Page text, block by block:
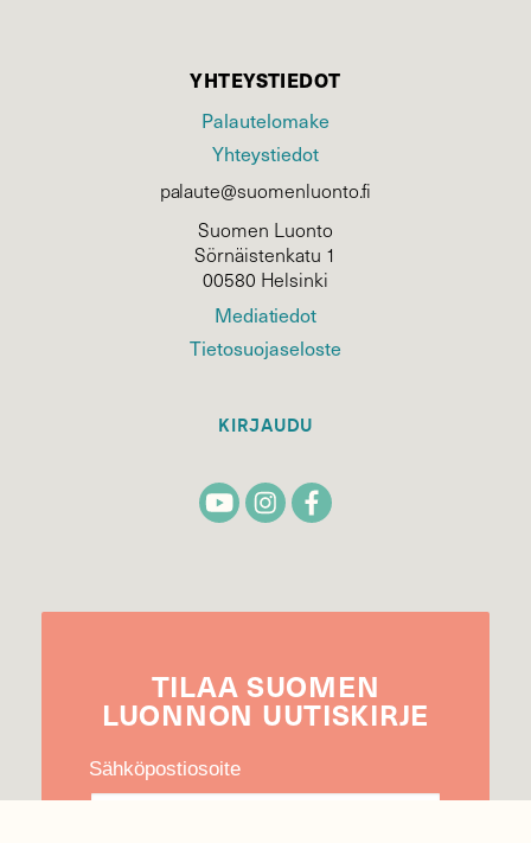
YHTEYSTIEDOT
Palautelomake
Yhteystiedot
palaute@suomenluonto.fi
Suomen Luonto
Sörnäistenkatu 1
00580 Helsinki
Mediatiedot
Tietosuojaseloste
KIRJAUDU
TILAA SUOMEN
LUONNON UUTIS­KIRJE
Sähköpostiosoite